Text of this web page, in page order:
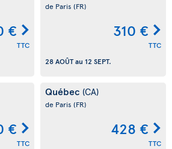
€
TTC
de Paris (FR)
310 €
TTC
28 AOÛTau 12 SEPT.
€
TTC
Québec (CA)
de Paris (FR)
428 €
TTC